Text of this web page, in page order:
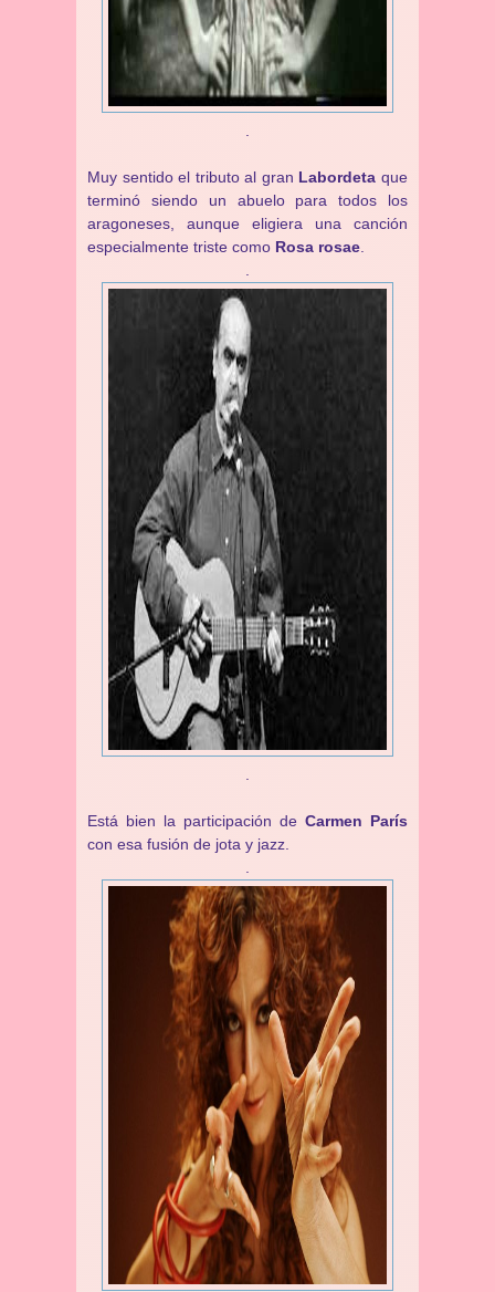
Muy sentido el tributo al gran Labordeta que
terminó siendo un abuelo para todos los
aragoneses, aunque eligiera una canción
especialmente triste como Rosa rosae
Está bien la participación de Carmen París
con esa fusión de jota y jazz.